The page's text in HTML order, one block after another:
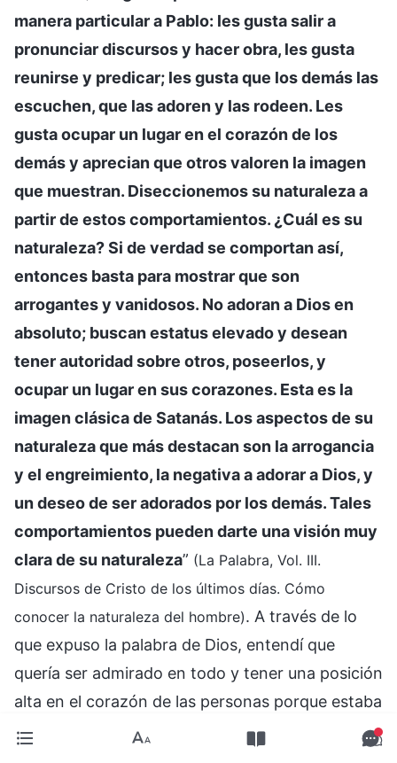
manera particular a Pablo: les gusta salir a
pronunciar discursos y hacer obra, les gusta
reunirse y predicar; les gusta que los demás las
escuchen, que las adoren y las rodeen. Les
gusta ocupar un lugar en el corazón de los
demás y aprecian que otros valoren la imagen
que muestran. Diseccionemos su naturaleza a
partir de estos comportamientos. ¿Cuál es su
naturaleza? Si de verdad se comportan así,
entonces basta para mostrar que son
arrogantes y vanidosos. No adoran a Dios en
absoluto; buscan estatus elevado y desean
tener autoridad sobre otros, poseerlos, y
ocupar un lugar en sus corazones. Esta es la
imagen clásica de Satanás. Los aspectos de su
naturaleza que más destacan son la arrogancia
y el engreimiento, la negativa a adorar a Dios, y
un deseo de ser adorados por los demás. Tales
comportamientos pueden darte una visión muy
clara de su naturaleza” (La Palabra, Vol. III.
Discursos de Cristo de los últimos días. Cómo
conocer la naturaleza del hombre). A través de lo
que expuso la palabra de Dios, entendí que
quería ser admirado en todo y tener una posición
alta en el corazón de las personas porque estaba
controlado por mi naturaleza satánica arrogante